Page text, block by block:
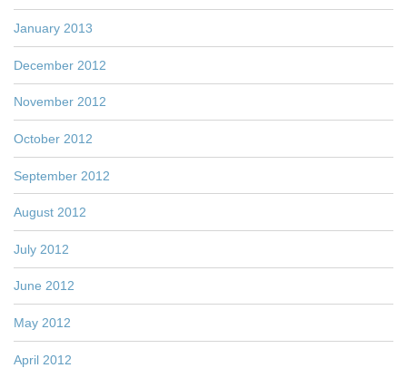
January 2013
December 2012
November 2012
October 2012
September 2012
August 2012
July 2012
June 2012
May 2012
April 2012